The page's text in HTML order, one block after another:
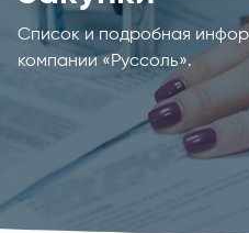
Список и подробная
компании «Руссоль».